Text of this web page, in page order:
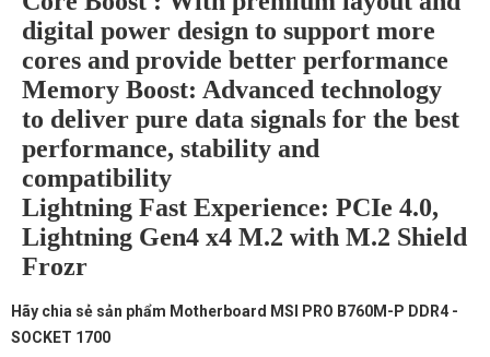
digital power design to support more
cores and provide better performance
Memory Boost: Advanced technology
to deliver pure data signals for the best
performance, stability and
compatibility
Lightning Fast Experience: PCIe 4.0,
Lightning Gen4 x4 M.2 with M.2 Shield
Frozr
Hãy chia sẻ sản phẩm Motherboard MSI PRO B760M-P DDR4 -
SOCKET 1700